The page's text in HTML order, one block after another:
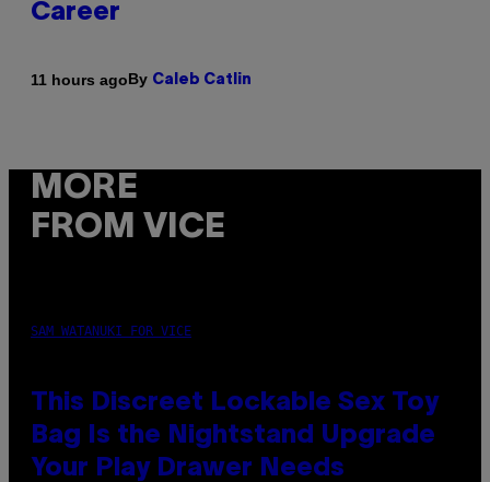
Career
11 hours agoBy Caleb Catlin
MORE
FROM VICE
SAM WATANUKI FOR VICE
This Discreet Lockable Sex Toy
Bag Is the Nightstand Upgrade
Your Play Drawer Needs